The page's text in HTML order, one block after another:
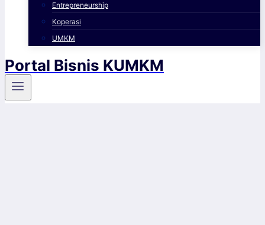
Entrepreneurship
Koperasi
UMKM
Portal Bisnis KUMKM